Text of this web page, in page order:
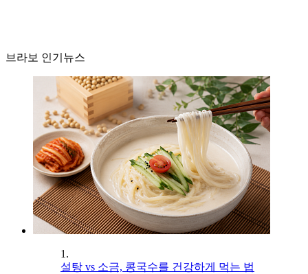
브라보 인기뉴스
1.
설탕 vs 소금, 콩국수를 건강하게 먹는 법